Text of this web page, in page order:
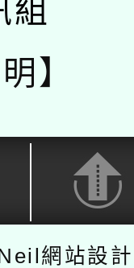
組
】
網站設